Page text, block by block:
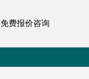
免费报价咨询